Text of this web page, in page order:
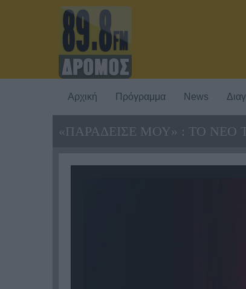
Αρχική Πρόγραμμα News
«ΠΑΡΑΔΕΙΣΕ ΜΟΥ» : ΤΟ ΝΕΟ